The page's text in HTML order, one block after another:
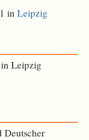
inLeipzig
Leipzig
Deutscher